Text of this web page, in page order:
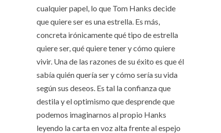
cualquier papel, lo que Tom Hanks decide
que quiere seres una estrella. Es más,
concreta irónicamentequé tipo de estrella
quiere ser, qué quiere tener y cómo quiere
vivir. Una de las razones de su éxito es que él
sabía quién quería ser y cómo sería su vida
según sus deseos. Es tal la confianza que
destila y el optimismo que desprende que
podemos imaginarnos al propio Hanks
leyendo la carta en voz alta frente al espejo